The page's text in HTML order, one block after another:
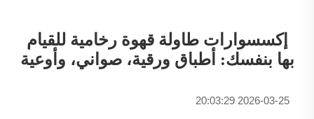
إكسسوارات طاولة قهوة رخامية للقيام
بها بنفسك: أطباق ورقية، صواني، وأوعية
2026-03-25 20:03:29